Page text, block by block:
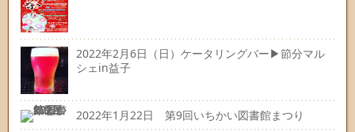
2022年2月6日（日）ケータリングバー▶節分マル
シェin益子
2022年1月22日 第9回いちかい図書館まつり